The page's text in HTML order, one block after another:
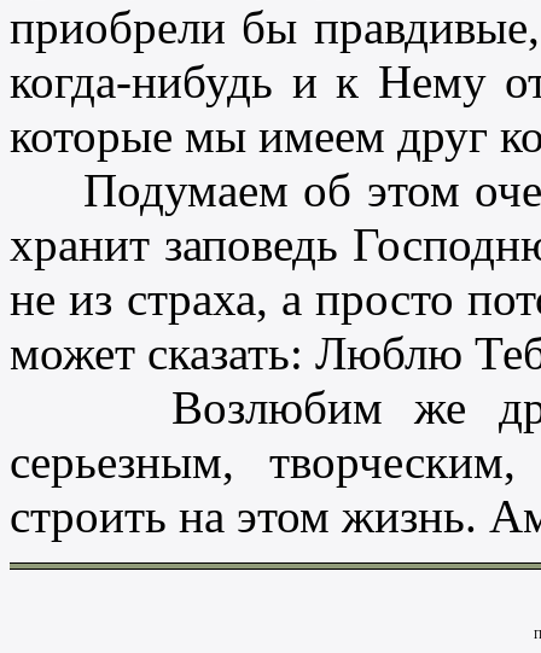
приобрели бы
когда-нибудь и к Нему
которые мы имеем друг
Подумаем об этом
хранит заповедь
не из страха, а просто
может сказать: Люблю
Возлюбим же друг
серьезным,
строить на этом жизнь.